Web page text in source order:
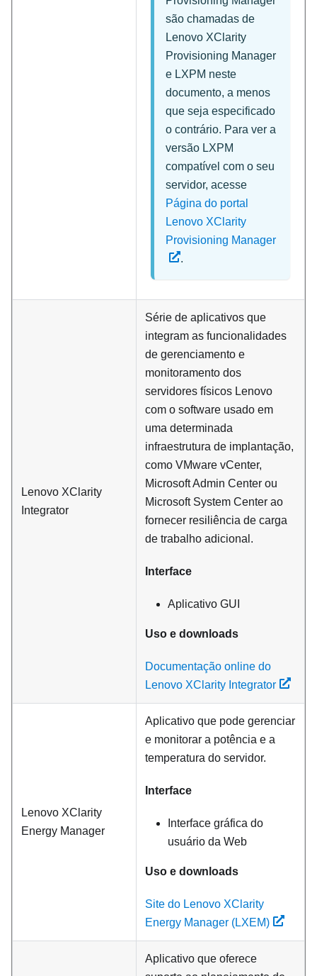
são chamadas de
Lenovo XClarity
Provisioning Manager
e LXPM neste
documento, a menos
que seja especificado
o contrário. Para ver a
versão LXPM
compatível com o seu
servidor, acesse
Página do portal
Lenovo XClarity
Provisioning Manager
.
Lenovo XClarity
Integrator
Série de aplicativos que
integram as funcionalidades
de gerenciamento e
monitoramento dos
servidores físicos Lenovo
com o software usado em
uma determinada
infraestrutura de implantação,
como VMware vCenter,
Microsoft Admin Center ou
Microsoft System Center ao
fornecer resiliência de carga
de trabalho adicional.
Interface
Aplicativo GUI
Uso e downloads
Documentação online do
Lenovo XClarity Integrator
Lenovo XClarity
Energy Manager
Aplicativo que pode gerenciar
e monitorar a potência e a
temperatura do servidor.
Interface
Interface gráfica do
usuário da Web
Uso e downloads
Site do Lenovo XClarity
Energy Manager (LXEM)
Aplicativo que oferece